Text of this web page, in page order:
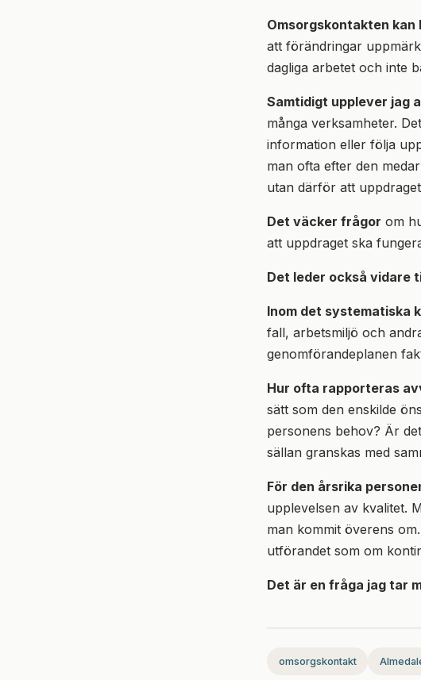
Omsorgskontakten kan
att förändringar
dagliga arbetet och inte
Samtidigt upplever jag
många verksamheter.
information eller följa
man ofta efter den
utan därför att
Det väcker frågor om
att uppdraget ska
Det leder också vidare
Inom det systematiska
fall, arbetsmiljö och
genomförandeplanen
Hur ofta rapporteras
sätt som den enskilde
personens behov? Är
sällan granskas med
För den årsrika
upplevelsen av kvalitet.
man kommit överens
utförandet som om
Det är en fråga jag tar
omsorgskontakt